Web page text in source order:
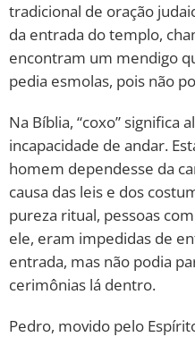
tradicional de oração
da entrada do templo,
encontram um mendigo
pedia esmolas, pois não
Na Bíblia, “coxo” significa
incapacidade de andar.
homem dependesse da
causa das leis e dos
pureza ritual, pessoas
ele, eram impedidas de
entrada, mas não podia
cerimônias lá dentro.
Pedro, movido pelo